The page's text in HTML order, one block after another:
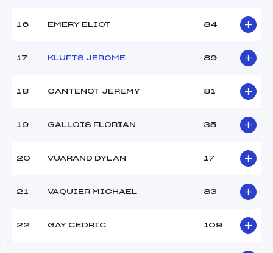
Pénalité appliquée :
16 EMERY ELIOT 84
17 KLUFTS JEROME 89
18 CANTENOT JEREMY 81
19 GALLOIS FLORIAN 35
20 VUARAND DYLAN 17
21 VAQUIER MICHAEL 83
22 GAY CEDRIC 109